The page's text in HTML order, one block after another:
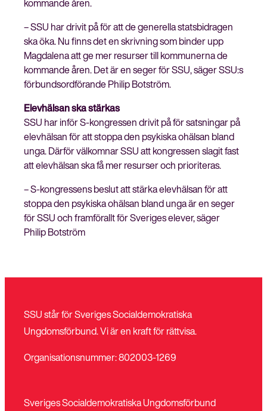
kommande åren.
– SSU har drivit på för att de generella statsbidragen
ska öka. Nu finns det en skrivning som binder upp
Magdalena att ge mer resurser till kommunerna de
kommande åren. Det är en seger för SSU, säger SSU:s
förbundsordförande Philip Botström.
Elevhälsan ska stärkas
SSU har inför S-kongressen drivit på för satsningar på
elevhälsan för att stoppa den psykiska ohälsan bland
unga. Därför välkomnar SSU att kongressen slagit fast
att elevhälsan ska få mer resurser och prioriteras.
– S-kongressens beslut att stärka elevhälsan för att
stoppa den psykiska ohälsan bland unga är en seger
för SSU och framförallt för Sveriges elever, säger
Philip Botström
SSU står för Sveriges Socialdemokratiska
Ungdomsförbund. Vi är en kraft för rättvisa.
Organisationsnummer: 802003-1269
Sveriges Socialdemokratiska Ungdomsförbund